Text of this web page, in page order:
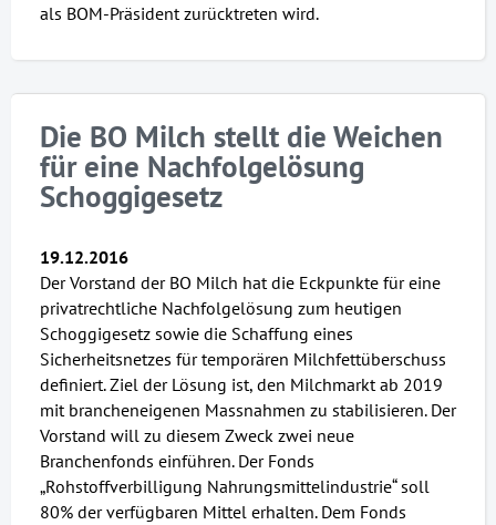
als BOM-Präsident zurücktreten wird.
Die BO Milch stellt die Weichen
für eine Nachfolgelösung
Schoggigesetz
19.12.2016
Der Vorstand der BO Milch hat die Eckpunkte für eine
privatrechtliche Nachfolgelösung zum heutigen
Schoggigesetz sowie die Schaffung eines
Sicherheitsnetzes für temporären Milchfettüberschuss
definiert. Ziel der Lösung ist, den Milchmarkt ab 2019
mit brancheneigenen Massnahmen zu stabilisieren. Der
Vorstand will zu diesem Zweck zwei neue
Branchenfonds einführen. Der Fonds
„Rohstoffverbilligung Nahrungsmittelindustrie“ soll
80% der verfügbaren Mittel erhalten. Dem Fonds